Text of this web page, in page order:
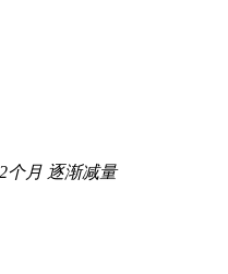
个月 逐渐减量